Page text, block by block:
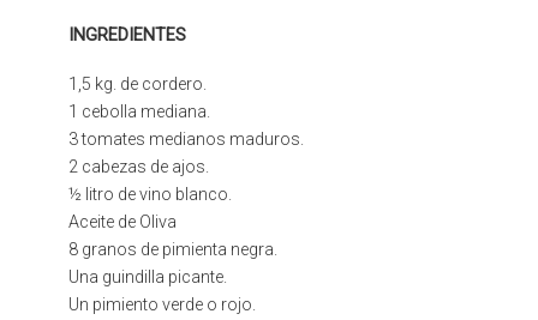
INGREDIENTES
1,5 kg. de cordero.
1 cebolla mediana.
3 tomates medianos maduros.
2 cabezas de ajos.
½ litro de vino blanco.
Aceite de Oliva
8 granos de pimienta negra.
Una guindilla picante.
Un pimiento verde o rojo.